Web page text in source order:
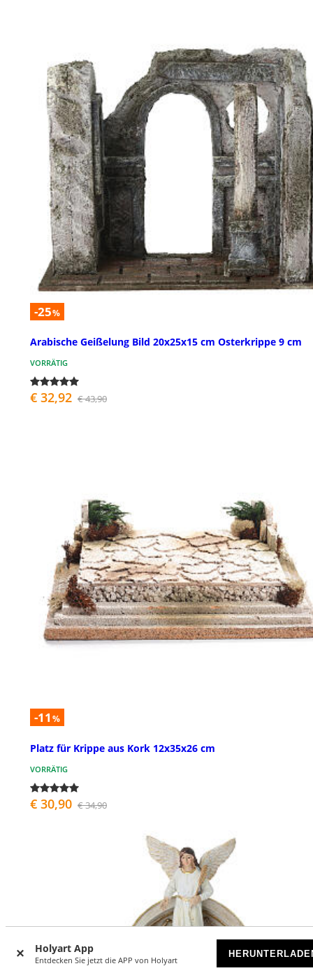
Holyart App
Entdecken Sie jetzt die APP von Holyart
-25%
Arabische Geißelung Bild 20x25x15 cm Osterkrippe 9 cm
VORRÄTIG
€ 32,92 € 43,90
-11 %
Platz für Krippe aus Kork 12x35x26 cm
VORRÄTIG
€ 30,90 € 34,90